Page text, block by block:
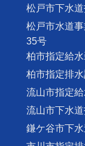
松戸市下水
松戸市水道
35号
柏市指定給
柏市指定排
流山市指定
流山市下水
鎌ケ谷市下